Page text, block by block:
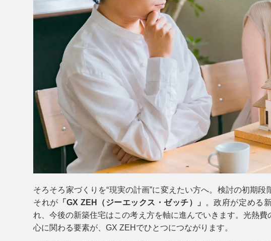
そろそろ家づくりを“現実の計画”に変えたい方へ。検討の初期
それが 「GX ZEH（ジーエックス・ゼッチ）」 。政府が定める
れ、今後の新築住宅はこの考え方を軸に進んでいきます。光熱
心に関わる要素が、GX ZEHでひとつにつながります。